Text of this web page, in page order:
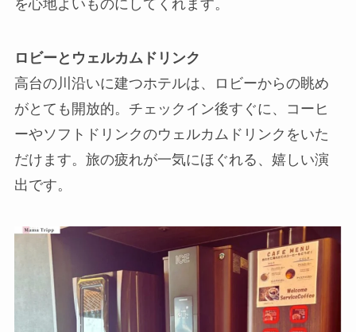
を心地よいものにしてくれます。
ロビーとウェルカムドリンク
高台の川沿いに建つホテルは、ロビーからの眺め
がとても開放的。チェックイン後すぐに、コーヒ
ーやソフトドリンクのウェルカムドリンクをいた
だけます。旅の疲れが一気にほぐれる、嬉しい演
出です。